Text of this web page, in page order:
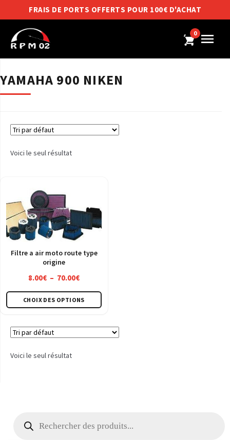
FRAIS DE PORTS OFFERTS POUR 100€ D'ACHAT
0
YAMAHA 900 NIKEN
Voici le seul résultat
Filtre a air moto route type
origine
8.00€ – 70.00€Plage
de
prix :
à
70.00€
CHOIX DES OPTIONS
Ce
produit
plusieurs
sur
Voici le seul résultat
produits